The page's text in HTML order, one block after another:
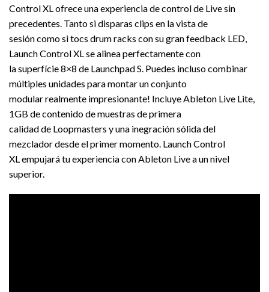
Control XL ofrece una experiencia de control de Live sin
precedentes. Tanto si disparas clips en la vista de
sesión como si tocs drum racks con su gran feedback LED,
Launch Control XL se alinea perfectamente con
la superfície 8×8 de Launchpad S. Puedes incluso combinar
múltiples unidades para montar un conjunto
modular realmente impresionante! Incluye Ableton Live Lite,
1GB de contenido de muestras de primera
calidad de Loopmasters y una inegración sólida del
mezclador desde el primer momento. Launch Control
XL empujará tu experiencia con Ableton Live a un nivel
superior.